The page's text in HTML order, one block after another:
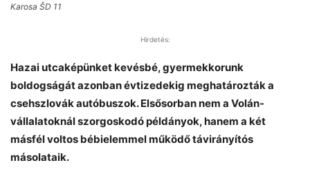
Karosa ŠD 11
Hirdetés:
Hazai utcaképünket kevésbé, gyermekkorunk
boldogságát azonban évtizedekig meghatározták a
csehszlovák autóbuszok. Elsősorban nem a Volán-
vállalatoknál szorgoskodó példányok, hanem a két
másfél voltos bébielemmel működő távirányítós
másolataik.